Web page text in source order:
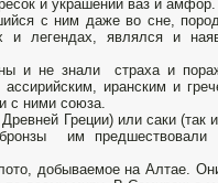
и украшений ваз и амфор.
с ним даже во сне,
и легендах, являлся и
и не знали страха и
иранским и
с ними союза.
Греции) или саки (так
им предшествовали
добываемое на Алтае.